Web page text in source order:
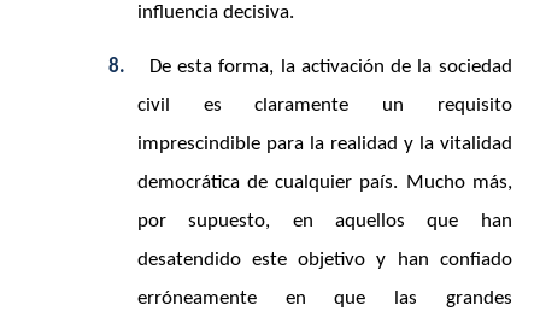
influencia decisiva.
8.
De esta forma, la activación de la sociedad
civil es claramente un requisito
imprescindible para la realidad y la vitalidad
democrática de cualquier país. Mucho más,
por supuesto, en aquellos que han
desatendido este objetivo y han confiado
erróneamente en que las grandes